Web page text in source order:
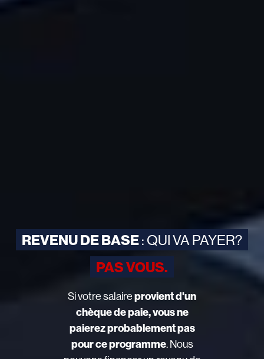
REVENU DE BASE: QUI VA PAYER?
PAS VOUS.
Si votre salaireprovient d'un
chèque de paie, vous ne
paierez probablement pas
pour ce programme. Nous